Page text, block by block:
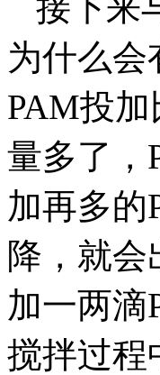
为什么会
PAM投
量多了，
加再多的
降，就
加一两滴
搅拌过程